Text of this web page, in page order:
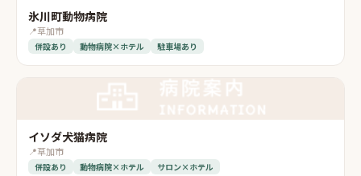
氷川町動物病院
📍草加市
併設あり 動物病院×ホテル 駐車場あり
イソダ犬猫病院
📍草加市
併設あり 動物病院×ホテル サロン×ホテル